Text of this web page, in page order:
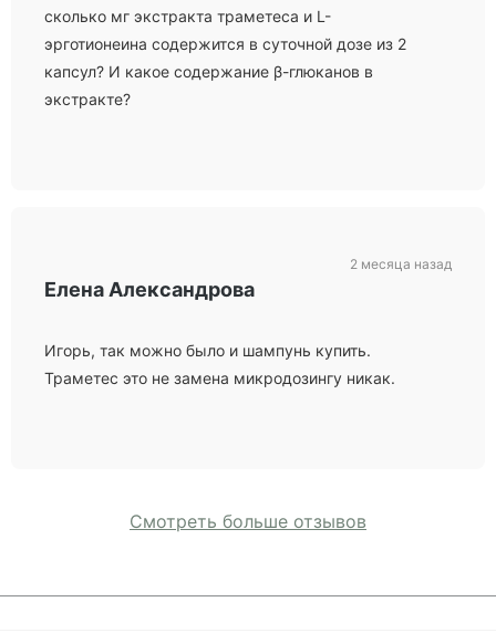
сколько мг экстракта траметеса и L-
эрготионеина содержится в суточной дозе из 2
капсул? И какое содержание β-глюканов в
экстракте?
Елена Александрова
Игорь, так можно было и шампунь купить.
Траметес это не замена микродозингу никак.
2 месяца назад
Смотреть больше отзывов